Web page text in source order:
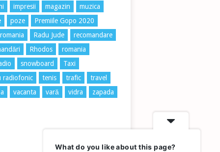
impresii magazin
muzica
poze
Premiile Gopo 2020
Radu Jude
recomandare
Rhodos
romania
snowboard
Taxi
radiofonic
tenis trafic
travel
vacanta vară vidra zapada
What do you like about this page?